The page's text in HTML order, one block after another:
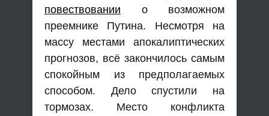
повествовании о возможном
преемнике Путина. Несмотря на
массу местами апокалиптических
прогнозов, всё закончилось самым
спокойным из предполагаемых
способом. Дело спустили на
тормозах. Место конфликта